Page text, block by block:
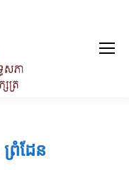
ព្រំដែន